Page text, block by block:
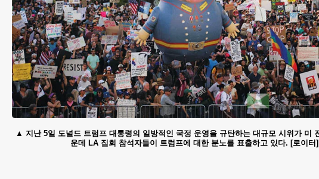
지난 5일 도널드 트럼프 대통령의 일방적인 국정 운영을 규탄하는 대규모 시위가 미
운데 LA 집회 참석자들이 트럼프에 대한 분노를 표출하고 있다. [로이터]